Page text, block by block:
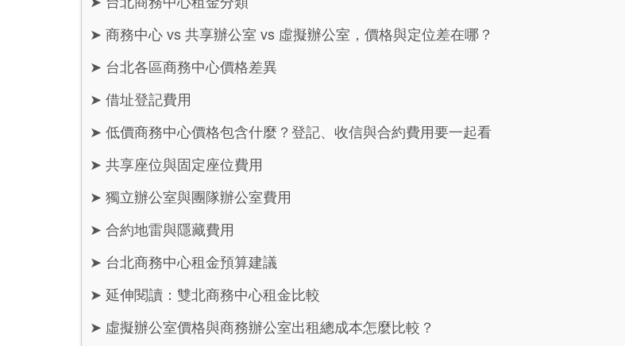
➤ 商務中心 vs 共享辦公室 vs 虛擬辦公室，價格與定位差在哪？
➤ 台北各區商務中心價格差異
➤ 借址登記費用
➤ 低價商務中心價格包含什麼？登記、收信與合約費用要一起看
➤ 共享座位與固定座位費用
➤ 獨立辦公室與團隊辦公室費用
➤ 合約地雷與隱藏費用
➤ 台北商務中心租金預算建議
➤ 延伸閱讀：雙北商務中心租金比較
➤ 虛擬辦公室價格與商務辦公室出租總成本怎麼比較？